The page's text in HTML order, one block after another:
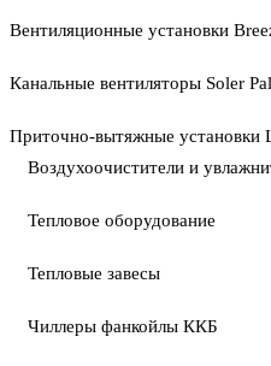
Вентиляционные установки
Канальные вентиляторы Soler
Приточно-вытяжные установки
Воздухоочистители и
Тепловое оборудование
Тепловые завесы
Чиллеры фанкойлы ККБ